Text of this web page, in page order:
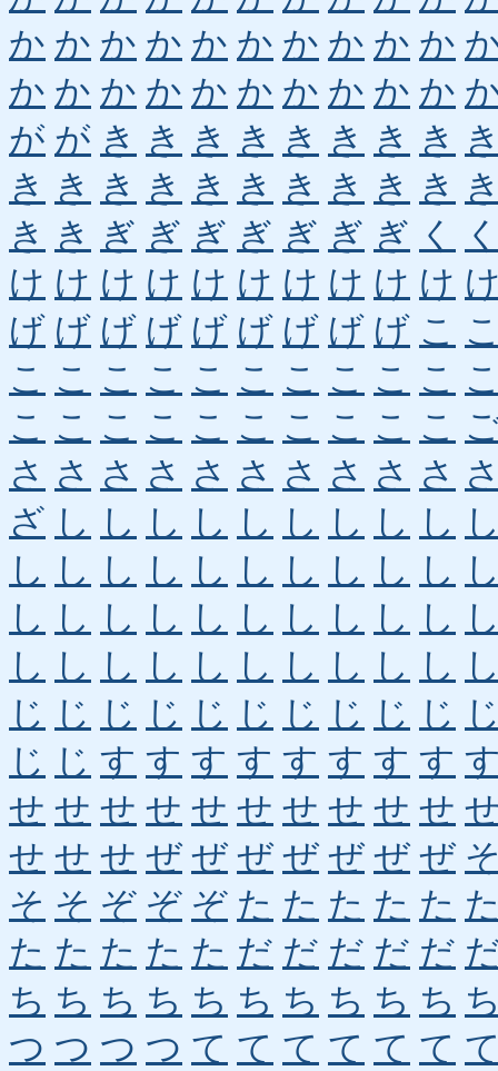
か か か か か か か か か か
か か か か か か か か か か
が が き き き き き き き き
き き き き き き き き き き
き き ぎ ぎ ぎ ぎ ぎ ぎ ぎ く
け け け け け け け け け け
げ げ げ げ げ げ げ げ げ こ
こ こ こ こ こ こ こ こ こ こ
こ こ こ こ こ こ こ こ こ こ
さ さ さ さ さ さ さ さ さ さ
ざ し し し し し し し し し
し し し し し し し し し し
し し し し し し し し し し
し し し し し し し し し し
じ じ じ じ じ じ じ じ じ じ
じ じ す す す す す す す す
せ せ せ せ せ せ せ せ せ せ
せ せ せ ぜ ぜ ぜ ぜ ぜ ぜ ぜ
そ そ ぞ ぞ ぞ た た た た た
た た た た た だ だ だ だ だ
ち ち ち ち ち ち ち ち ち ち
つ つ つ つ て て て て て て